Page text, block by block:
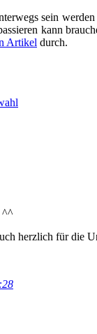
sein
kann
Artikel durch.
^^
herzlich für die